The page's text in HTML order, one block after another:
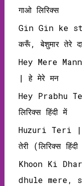
गाओ लिरिक्‍स
Gin Gin ke
करूँ, बेशुमार तेरे
Hey Mere
| हे मेरे मन
Hey Prabhu
लिरिक्‍स हिंदी में
Huzuri Teri |
तेरी (लिरिक्‍स
Khoon Ki
dhule mere,